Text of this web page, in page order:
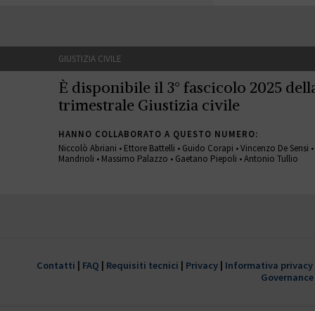
GIUSTIZIA CIVILE
È disponibile il 3° fascicolo 2025
trimestrale Giustizia civile
HANNO COLLABORATO A QUESTO NUMERO:
Niccolò Abriani • Ettore Battelli • Guido Corapi • Vincenzo De Sensi
Mandrioli • Massimo Palazzo • Gaetano Piepoli • Antonio Tullio
trimestrale Giustizia civile
Contatti | FAQ | Requisiti tecnici | Privacy | Informativa
Governance